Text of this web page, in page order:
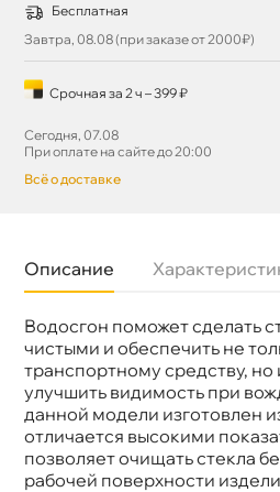
Бесплатная
Завтра, 08.08 (при заказе от 2000₽)
Срочная за 2 ч – 399 ₽
Сегодня, 07.08
При оплате на сайте до 20:00
сё о доставке
Описание
одосгон поможет сделать
чистыми и обеспечить не
транспортному средству, но
улучшить видимость при
данной модели изготовлен
отличается высокими
позволяет очищать стекла
рабочей поверхности
Бренд
Airline